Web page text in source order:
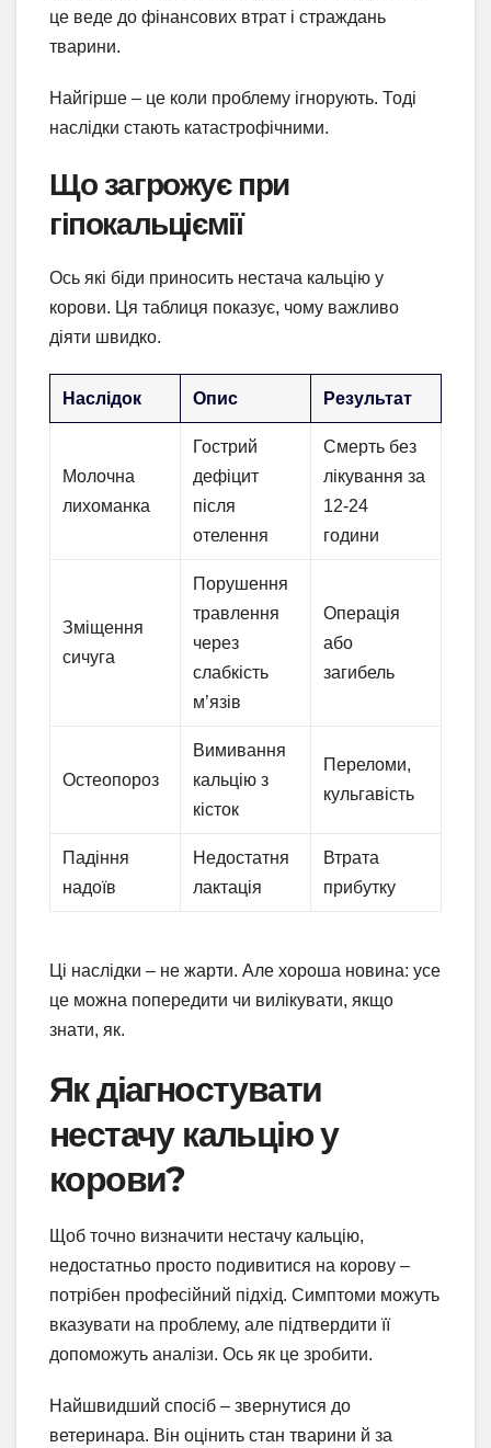
це веде до фінансових втрат і страждань
тварини.
Найгірше – це коли проблему ігнорують. Тоді
наслідки стають катастрофічними.
Що загрожує при
гіпокальціємії
Ось які біди приносить нестача кальцію у
корови. Ця таблиця показує, чому важливо
діяти швидко.
Наслідок Опис Результат
Молочна
лихоманка
Гострий
дефіцит
після
отелення
Смерть без
лікування за
12-24
години
Зміщення
сичуга
Порушення
травлення
через
слабкість
м’язів
Операція
або
загибель
Остеопороз
Вимивання
кальцію з
кісток
Переломи,
кульгавість
Падіння
надоїв
Недостатня
лактація
Втрата
прибутку
Ці наслідки – не жарти. Але хороша новина: усе
це можна попередити чи вилікувати, якщо
знати, як.
Як діагностувати
нестачу кальцію у
корови?
Щоб точно визначити нестачу кальцію,
недостатньо просто подивитися на корову –
потрібен професійний підхід. Симптоми можуть
вказувати на проблему, але підтвердити її
допоможуть аналізи. Ось як це зробити.
Найшвидший спосіб – звернутися до
ветеринара. Він оцінить стан тварини й за